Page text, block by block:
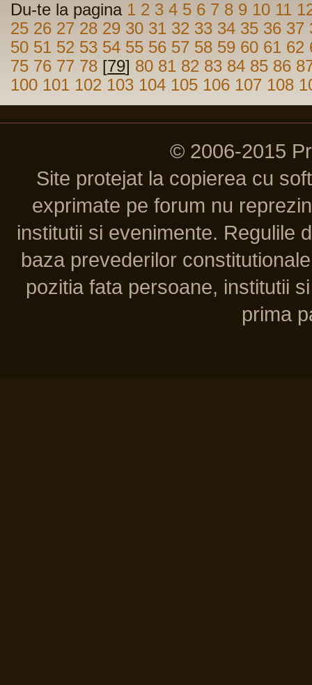
Du-te la pagina 1 2 3 4 5 6 7 8 9 10 11
25 26 27 28 29 30 31 32 33 34 35 36 37
50 51 52 53 54 55 56 57 58 59 60 61 62
75 76 77 78 [79] 80 81 82 83 84 85 86
100 101 102 103 104 105 106 107 108
© 2006-2015
Site protejat la copierea cu
exprimate pe forum nu
institutii si evenimente. Regulile
baza prevederilor
pozitia fata persoane, institutii
prima